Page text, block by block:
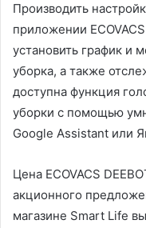
Производить
приложении
установить график и
уборка, а также
доступна функция
уборки с помощью
Google Assistant или
Цена ECOVACS
акционного
магазине Smart Life